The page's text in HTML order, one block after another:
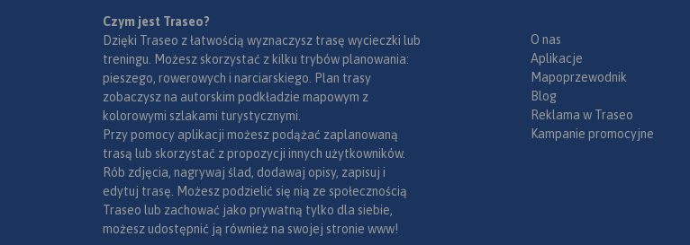
Czym jest Traseo?
Dzięki Traseo z łatwością wyznaczysz trasę wycieczki lub
treningu. Możesz skorzystać z kilku trybów planowania:
pieszego, rowerowych i narciarskiego. Plan trasy
zobaczysz na autorskim podkładzie mapowym z
kolorowymi szlakami turystycznymi.
Przy pomocy aplikacji możesz podążać zaplanowaną
trasą lub skorzystać z propozycji innych użytkowników.
Rób zdjęcia, nagrywaj ślad, dodawaj opisy, zapisuj i
edytuj trasę. Możesz podzielić się nią ze społecznością
Traseo lub zachować jako prywatną tylko dla siebie,
możesz udostępnić ją również na swojej stronie www!
O nas
Aplikacje
Mapoprzewodnik
Blog
Reklama w Traseo
Kampanie promocyjne